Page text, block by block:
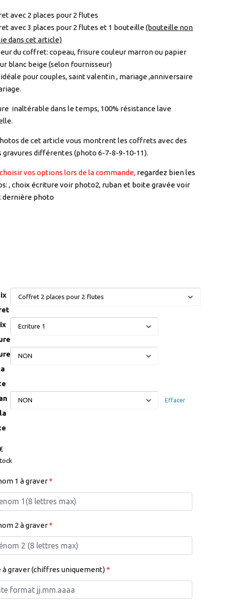
avec 2 places pour 2 flutes
avec 3 places pour 2 flutes et 1 bouteille(bouteille non
dans cet article)
du coffret: copeau, frisure couleur marron ou papier
blanc beige (selon fournisseur)
pour couples, saint valentin , mariage ,anniversaire
inaltérable dans le temps, 100% résistance lave
de cet article vous montrent les coffrets avec des
gravures différentes (photo 6-7-8-9-10-11).
vos options lors de la commande, regardez bien les
, choix écriture voir photo2, ruban et boite gravée voir
dernière photo
Effacer
1 à graver*
2 à graver*
à graver (chiffres uniquement)*